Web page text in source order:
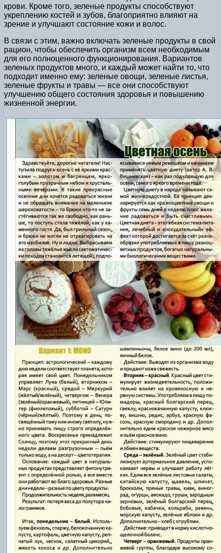
крови. Кроме того, зеленые продукты способствуют
укреплению костей и зубов, благоприятно влияют на
зрение и улучшают состояние кожи и волос.
В связи с этим, важно включать зеленые продукты в свой
рацион, чтобы обеспечить организм всем необходимым
для его полноценного функционирования. Вариантов
зеленых продуктов много, и каждый может найти то, что
подходит именно ему: зеленые овощи, зеленые листья,
зеленые фрукты и травы — все они способствуют
улучшению общего состояния здоровья и повышению
жизненной энергии.